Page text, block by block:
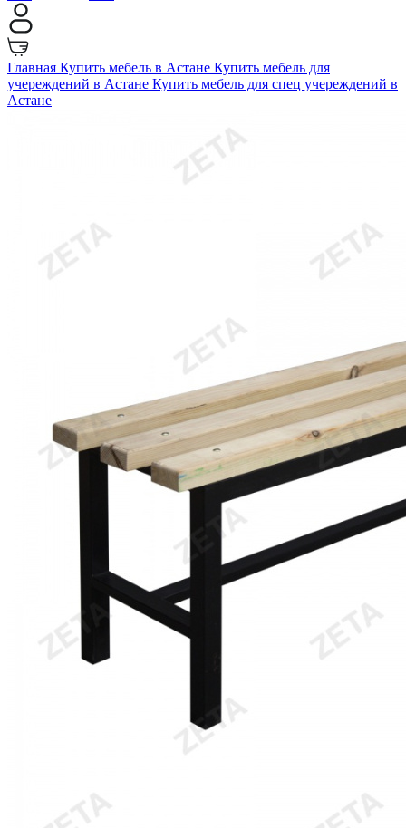
Главная Купить мебель в Астане Купить мебель для
учереждений в Астане Купить мебель для спец учереждений в
Астане